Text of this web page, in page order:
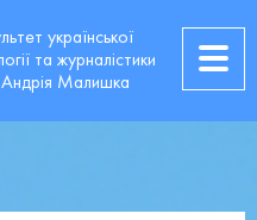
української
та журналістики
Андрія Малишка